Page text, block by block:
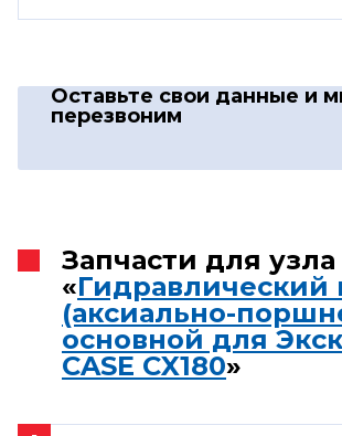
Оставьте свои данные и
перезвоним
Запчасти для узла
«Гидравлический
(аксиально-
основной для
CASE CX180»